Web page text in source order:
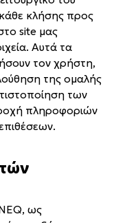
κλήσης προς
site μας
Αυτά τα
τον χρήστη,
της ομαλής
των
πληροφοριών
ως